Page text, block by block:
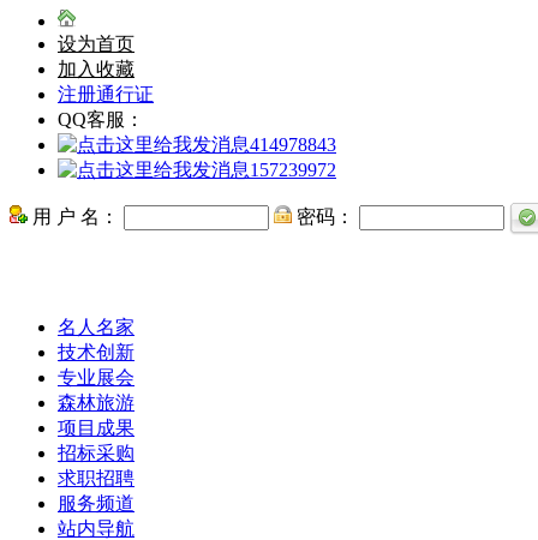
设为首页
加入收藏
注册通行证
QQ客服：
414978843
157239972
用 户 名： 密码：
名人名家
技术创新
专业展会
森林旅游
项目成果
招标采购
求职招聘
服务频道
站内导航